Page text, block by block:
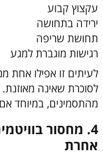
עקצוץ קבוע
ירידה בתחושה
תחושת שריפה
רגישות מוגברת למגע
לעיתים זו אפילו אחת
לסוכרת שאינה
מהתסמינים, במיוחד
4. מחסור
אחרת